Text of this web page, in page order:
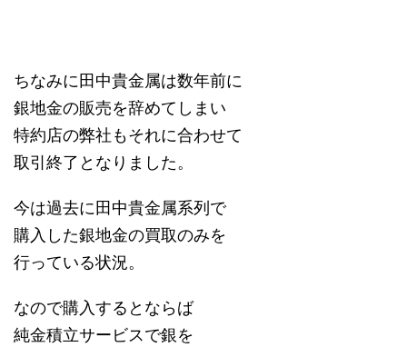
ちなみに田中貴金属は数年前に
銀地金の販売を辞めてしまい
特約店の弊社もそれに合わせて
取引終了となりました。
今は過去に田中貴金属系列で
購入した銀地金の買取のみを
行っている状況。
なので購入するとならば
純金積立サービスで銀を